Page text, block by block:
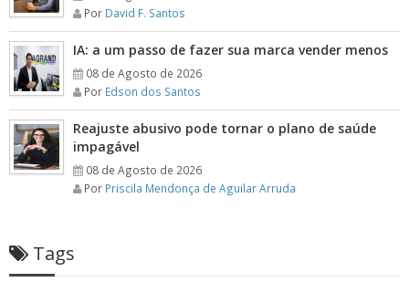
Por David F. Santos
IA: a um passo de fazer sua marca vender menos
08 de Agosto de 2026
Por Edson dos Santos
Reajuste abusivo pode tornar o plano de saúde
impagável
08 de Agosto de 2026
Por Priscila Mendonça de Aguilar Arruda
Tags